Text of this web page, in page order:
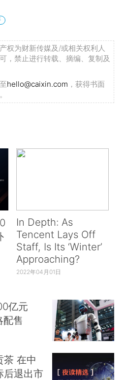
权为财新传媒及/或相关权利人
，禁止进行转载、摘编、复制及
hello@caixin.com ，获得书面
In Depth: As
Tencent Lays Off
Staff, Is Its ‘Winter’
Approaching?
2022年04月01日
亿元
售
茶 在中
后退出市